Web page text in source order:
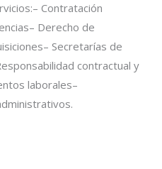
Contratación
Derecho de
Secretarías de
contractual y
laborales–